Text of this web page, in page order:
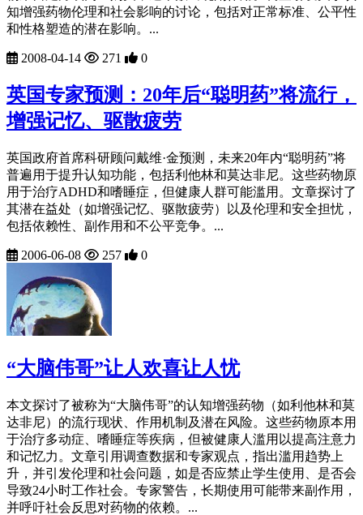
知增强药物伦理和社会影响的讨论，包括对正常标准、公平性
和性格塑造的潜在影响。...
2008-04-14 271 0
英国专家预测：20年后“聪明药”将流行，
增强记忆、驱散疲劳
英国政府首席科研顾问戴维·金预测，未来20年内“聪明药”将
普遍用于提升认知功能，包括利他林和莫达非尼。这些药物原
用于治疗ADHD和嗜睡症，但健康人群可能滥用。文章探讨了
其潜在益处（如增强记忆、驱散疲劳）以及伦理和安全担忧，
包括依赖性、副作用和不公平竞争。...
2006-06-08 257 0
“大脑伟哥”让人欢喜让人忧
本文探讨了被称为“大脑伟哥”的认知增强药物（如利他林和莫
达非尼）的流行现状、作用机制及潜在风险。这些药物原本用
于治疗多动症、嗜睡症等疾病，但被健康人滥用以提高注意力
和记忆力。文章引用调查数据和专家观点，指出滥用趋势上
升，并引发伦理和社会问题，如是否应禁止学生使用、是否会
导致24小时工作社会。专家警告，长期使用可能带来副作用，
并呼吁社会反思对药物的依赖。...